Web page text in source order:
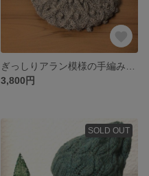
3,800円
SOLD OUT